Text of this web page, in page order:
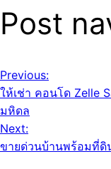
Post
Previous:
ให้เช่า คอนโด Zelle
มหิดล
Next:
ขายด่วนบ้านพร้อมที่ดิ